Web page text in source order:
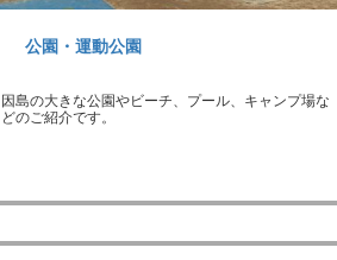
公園・運動公園
因島の大きな公園やビーチ、プール、キャンプ場な
どのご紹介です。